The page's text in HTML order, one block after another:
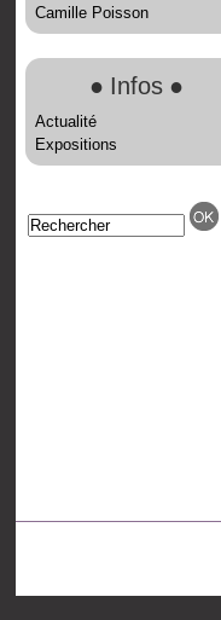
Camille Poisson
● Infos ●
Actualité
Expositions